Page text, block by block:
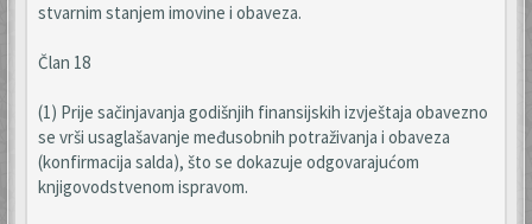
stvarnim stanjem imovine i obaveza.
Član 18
(1) Prije sačinjavanja godišnjih finansijskih izvještaja obavezno
se vrši usaglašavanje međusobnih potraživanja i obaveza
(konfirmacija salda), što se dokazuje odgovarajućom
knjigovodstvenom ispravom.